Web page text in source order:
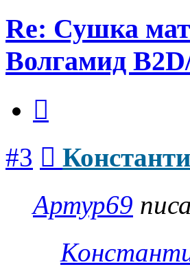
Re: Сушка
Волгамид
#3
Артур69